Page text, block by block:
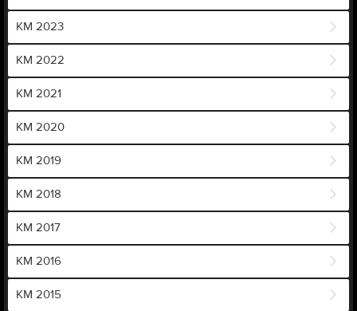
KM 2023
KM 2022
KM 2021
KM 2020
KM 2019
KM 2018
KM 2017
KM 2016
KM 2015